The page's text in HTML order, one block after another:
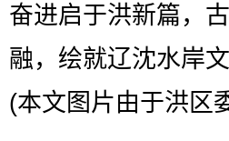
奋进启于洪新篇，
融，绘就辽沈水岸
(本文图片由于洪区